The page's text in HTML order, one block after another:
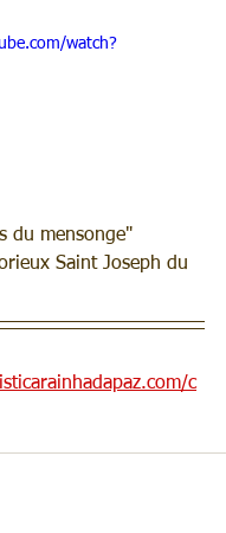
watch?
du mensonge"
Saint Joseph du
c